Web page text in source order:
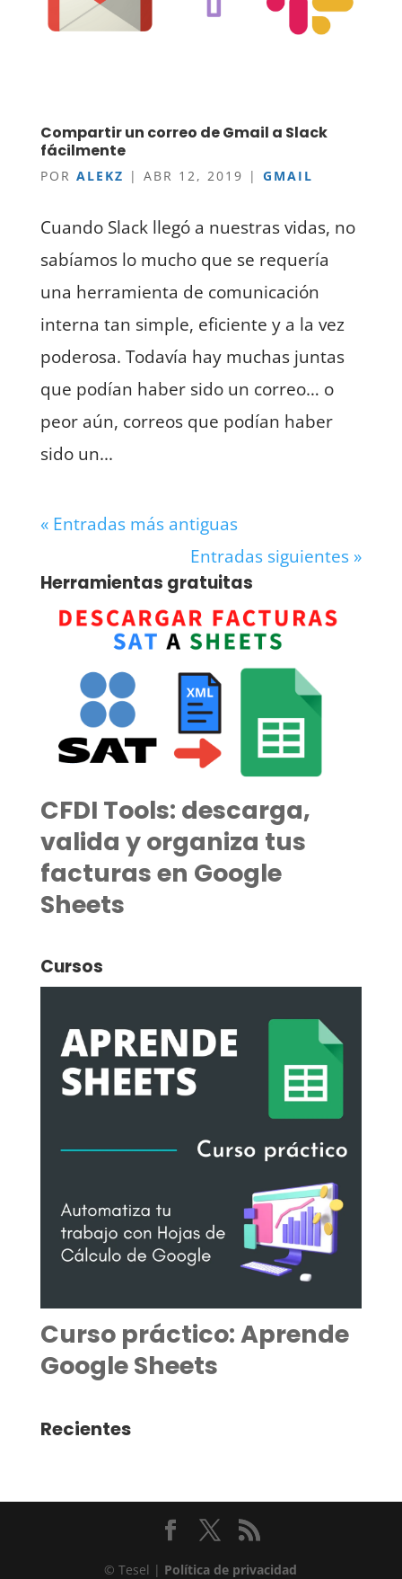
Compartir un correo de Gmail a Slack
fácilmente
POR ALEKZ | ABR 12, 2019 | GMAIL
Cuando Slack llegó a nuestras vidas, no
sabíamos lo mucho que se requería
una herramienta de comunicación
interna tan simple, eficiente y a la vez
poderosa. Todavía hay muchas juntas
que podían haber sido un correo… o
peor aún, correos que podían haber
sido un...
« Entradas más antiguas
Entradas siguientes »
Herramientas gratuitas
CFDI Tools: descarga,
valida y organiza tus
facturas en Google
Sheets
Cursos
Curso práctico: Aprende
Google Sheets
Recientes
© Tesel | Política de privacidad